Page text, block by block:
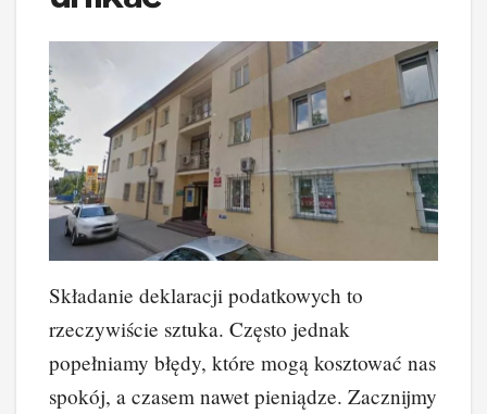
Składanie deklaracji podatkowych to
rzeczywiście sztuka. Często jednak
popełniamy błędy, które mogą kosztować nas
spokój, a czasem nawet pieniądze. Zacznijmy